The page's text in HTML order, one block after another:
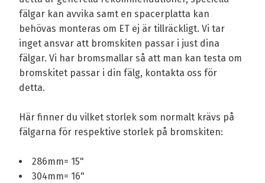
fälgar kan avvika samt en spacerplatta kan
behövas monteras om ET ej är tillräckligt. Vi tar
inget ansvar att bromskiten passar i just dina
fälgar. Vi har bromsmallar så att man kan testa om
bromskitet passar i din fälg, kontakta oss för
detta.
Här finner du vilket storlek som normalt krävs på
fälgarna för respektive storlek på bromskiten:
286mm= 15"
304mm= 16"